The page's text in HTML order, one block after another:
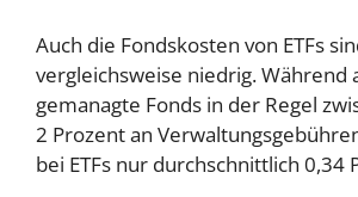
Auch die Fondskosten von ETFs
vergleichsweise niedrig. Während
gemanagte Fonds in der Regel
2 Prozent an
bei ETFs nur durchschnittlich 0,34